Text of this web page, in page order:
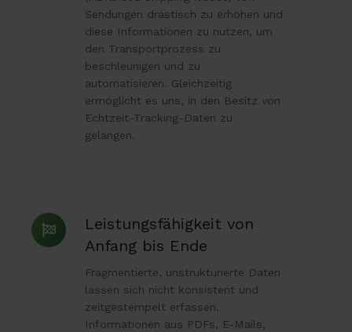
Sendungen drastisch zu erhöhen und
diese Informationen zu nutzen, um
den Transportprozess zu
beschleunigen und zu
automatisieren. Gleichzeitig
ermöglicht es uns, in den Besitz von
Echtzeit-Tracking-Daten zu
gelangen.
Leistungsfähigkeit von
Anfang bis Ende
Fragmentierte, unstrukturierte Daten
lassen sich nicht konsistent und
zeitgestempelt erfassen.
Informationen aus PDFs, E-Mails,
Leistungsfähigkeit
von